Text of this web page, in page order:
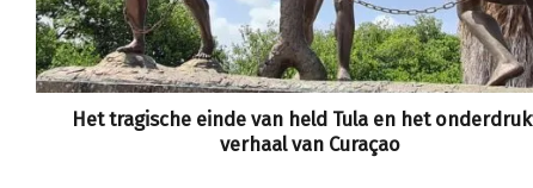
Het tragische einde van held Tula en het
verhaal van Curaçao